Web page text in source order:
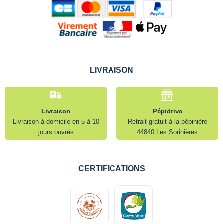
LIVRAISON
Livraison
Livraison à domicile en 5 à 10
jours ouvrés
Pépidrive
Retrait gratuit à la pépinière
44840 Les Sorinières
CERTIFICATIONS